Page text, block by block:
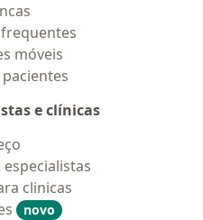
móveis
e clínicas
clinicas
novo